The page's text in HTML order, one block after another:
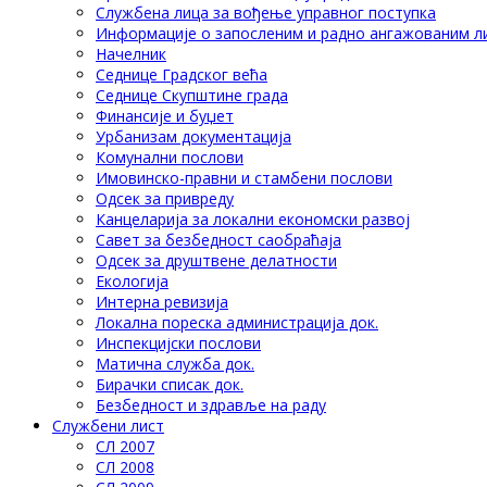
Службена лица за вођење управног поступка
Информације о запосленим и радно ангажованим
Начелник
Седнице Градског већа
Седнице Скупштине града
Финансије и буџет
Урбанизам документација
Комунални послови
Имовинско-правни и стамбени послови
Одсек за привреду
Канцеларија за локални економски развој
Савет за безбедност саобраћаја
Одсек за друштвене делатности
Eкологија
Интерна ревизија
Локална пореска администрација док.
Инспекцијски послови
Матична служба док.
Бирачки списак док.
Безбедност и здравље на раду
Службени лист
СЛ 2007
СЛ 2008